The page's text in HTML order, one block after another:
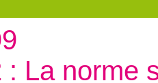
: La norme